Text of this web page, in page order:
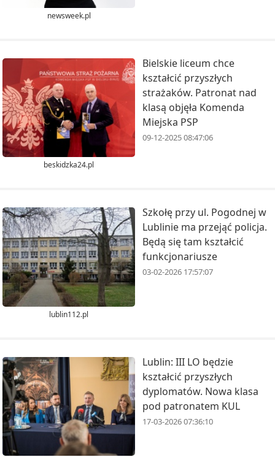
newsweek.pl
beskidzka24.pl
Bielskie liceum chce
kształcić przyszłych
strażaków. Patronat nad
klasą objęła Komenda
Miejska PSP
09-12-2025 08:47:06
lublin112.pl
Szkołę przy ul. Pogodnej w
Lublinie ma przejąć policja.
Będą się tam kształcić
funkcjonariusze
03-02-2026 17:57:07
Lublin: III LO będzie
kształcić przyszłych
dyplomatów. Nowa klasa
pod patronatem KUL
17-03-2026 07:36:10